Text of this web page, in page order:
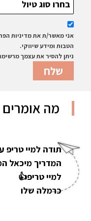
אני מאשר/ת את מדיניות
הטבות ומידע שיווקי.
ניתן להסיר את עצמך
מה אומרים
תודה למיי טריפ
המדריך מיכאל
למיי טריפ👍
כרמלה שלו